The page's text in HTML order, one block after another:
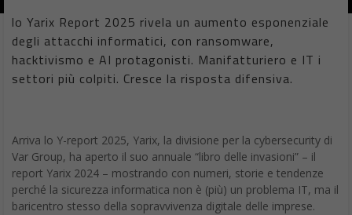
lo Yarix Report 2025 rivela un aumento esponenziale
degli attacchi informatici, con ransomware,
hacktivismo e AI protagonisti. Manifatturiero e IT i
settori più colpiti. Cresce la risposta difensiva.
Arriva lo Y-report 2025, Yarix, la divisione per la cybersecurity di
Var Group, ha aperto il suo annuale “libro delle invasioni” – il
report Yarix 2024 – mostrando con numeri, storie e tendenze
perché la sicurezza informatica non è (più) un problema IT, ma il
baricentro stesso della sopravvivenza digitale delle imprese.